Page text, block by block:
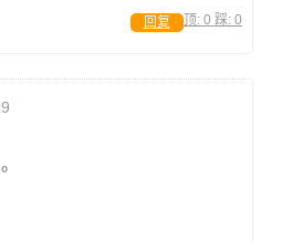
顶: 0 踩: 0
回复